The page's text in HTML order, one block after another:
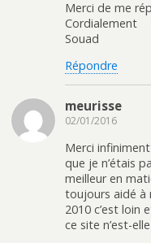
Merci de me
Cordialement
Souad
Répondre
meurisse
02/01/2016
Merci
que je n’étais
meilleur en
toujours aidé à
2010 c’est loin
ce site n’est-